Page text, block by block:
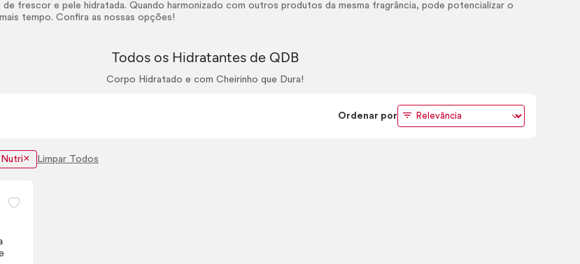
frescor e pele hidratada. Quando harmonizado com outros produtos da mesma fragrância, pode potencializar o
tempo. Confira as nossas opções!
Todos os Hidratantes de QDB
Corpo Hidratado e com Cheirinho que Dura!
Ordenar por
Nutri Limpar Todos